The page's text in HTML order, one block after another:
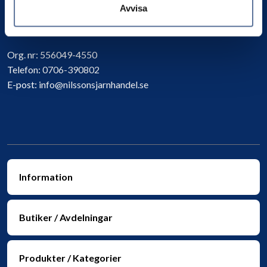
Avvisa
Kontakta oss
Org. nr: 556049-4550
Telefon: 0706-390802
E-post: info@nilssonsjarnhandel.se
Information
Butiker / Avdelningar
Produkter / Kategorier